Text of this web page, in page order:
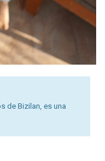
de Bizilan, es una